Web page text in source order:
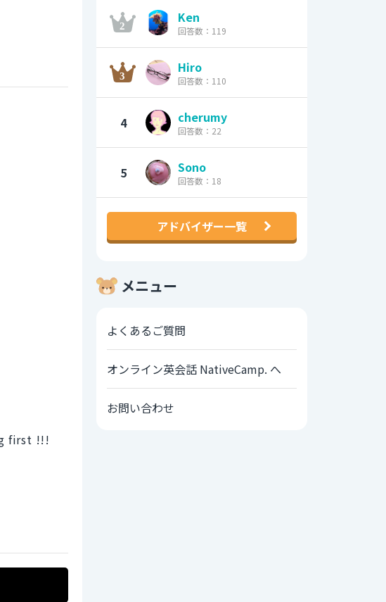
first !!!
Ken
回答数：119
Hiro
回答数：110
4 cherumy
回答数：22
5 Sono
回答数：18
アドバイザー一覧
メニュー
よくあるご質問
オンライン英会話 NativeCamp. へ
お問い合わせ